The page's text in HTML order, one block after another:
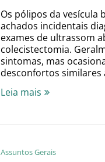
Os pólipos da vesícula
achados incidentais
exames de ultrassom
colecistectomia.
sintomas, mas
desconfortos similares
Leia mais
Assuntos Gerais